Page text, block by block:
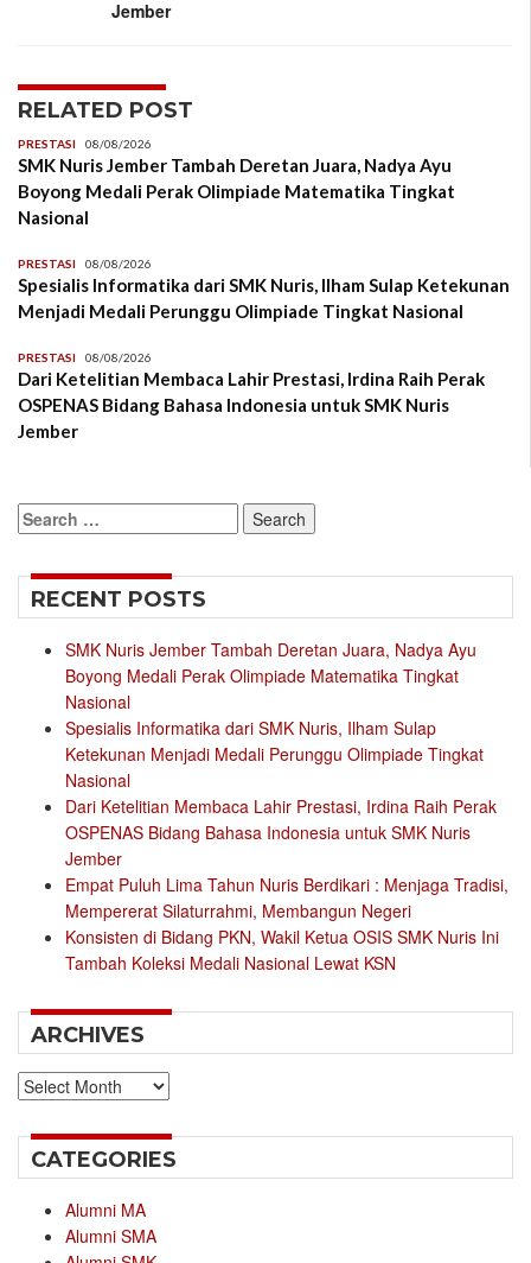
Jember
RELATED POST
PRESTASI 08/08/2026
SMK Nuris Jember Tambah Deretan Juara, Nadya Ayu
Boyong Medali Perak Olimpiade Matematika Tingkat
Nasional
PRESTASI 08/08/2026
Spesialis Informatika dari SMK Nuris, Ilham Sulap Ketekunan
Menjadi Medali Perunggu Olimpiade Tingkat Nasional
PRESTASI 08/08/2026
Dari Ketelitian Membaca Lahir Prestasi, Irdina Raih Perak
OSPENAS Bidang Bahasa Indonesia untuk SMK Nuris
Jember
Search
for:
RECENT POSTS
SMK Nuris Jember Tambah Deretan Juara, Nadya Ayu
Boyong Medali Perak Olimpiade Matematika Tingkat
Nasional
Spesialis Informatika dari SMK Nuris, Ilham Sulap
Ketekunan Menjadi Medali Perunggu Olimpiade Tingkat
Nasional
Dari Ketelitian Membaca Lahir Prestasi, Irdina Raih Perak
OSPENAS Bidang Bahasa Indonesia untuk SMK Nuris
Jember
Empat Puluh Lima Tahun Nuris Berdikari : Menjaga Tradisi,
Mempererat Silaturrahmi, Membangun Negeri
Konsisten di Bidang PKN, Wakil Ketua OSIS SMK Nuris Ini
Tambah Koleksi Medali Nasional Lewat KSN
ARCHIVES
Archives
CATEGORIES
Alumni MA
Alumni SMA